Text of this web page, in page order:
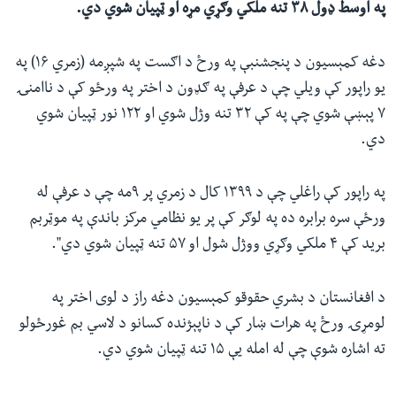
په اوسط ډول ۳۸ تنه ملکي وګړي مړه او ټپيان شوي دي.
دغه کمېسیون د پنجشنبې په ورځ د اګست په شپږمه (زمري ۱۶) په
یو راپور کې ویلي چې د عرفې په ګډون د اختر په ورځو کې د ناامنۍ
۷ پېښې شوي چې په کې ۳۲ تنه وژل شوي او ۱۲۲ نور ټپيان شوي
دي.
په راپور کې راغلي چې د ۱۳۹۹ کال د زمري پر ۹مه چې د عرفې له
ورځې سره برابره ده په لوګر کې پر يو نظامي مرکز باندې په موټربم
بريد کې ۴ ملکي وګړي ووژل شول او ۵۷ تنه ټپيان شوي دي".
د افغانستان د بشري حقوقو کمېسیون دغه راز د لوی اختر په
لومړۍ ورځ په هرات ښار کې د ناپېژنده کسانو د لاسي بم غورځولو
ته اشاره شوې چې له امله یې ۱۵ تنه ټپيان شوي دي.